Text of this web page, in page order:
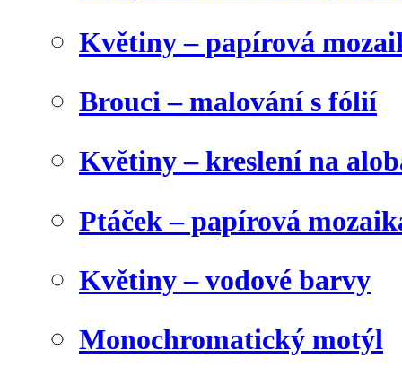
Květiny – papírová
Brouci – malování s fólií
Květiny – kreslení na
Ptáček – papírová
Květiny – vodové barvy
Monochromatický motýl